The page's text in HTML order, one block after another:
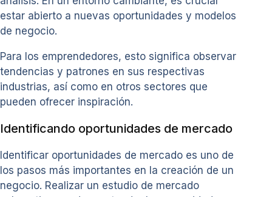
estar abierto a nuevas oportunidades y modelos
de negocio.
Para los emprendedores, esto significa observar
tendencias y patrones en sus respectivas
industrias, así como en otros sectores que
pueden ofrecer inspiración.
Identificando oportunidades de mercado
Identificar oportunidades de mercado es uno de
los pasos más importantes en la creación de un
negocio. Realizar un estudio de mercado